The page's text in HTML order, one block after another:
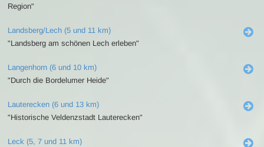
Region"
Landsberg/Lech (5 und 11 km)
"Landsberg am schönen Lech erleben"
Langenhorn (6 und 10 km)
"Durch die Bordelumer Heide"
Lauterecken (6 und 13 km)
"Historische Veldenzstadt Lauterecken"
Leck (5, 7 und 11 km)